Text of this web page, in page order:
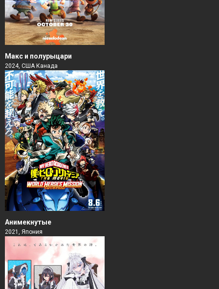
Макс и полурыцари
2024, США Канада
Анимекнутые
2021, Япония